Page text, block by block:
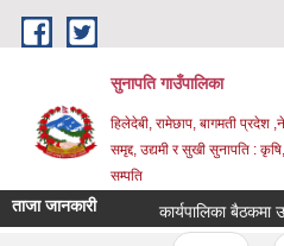
Skip to main content
सुनापति गाउँपालिका
हिलेदेबी, रामेछाप, बागमती प्रदेश
समृद्द, उद्यमी र सुखी सुनापति : कृषि,
सम्पति
ताजा जानकारी